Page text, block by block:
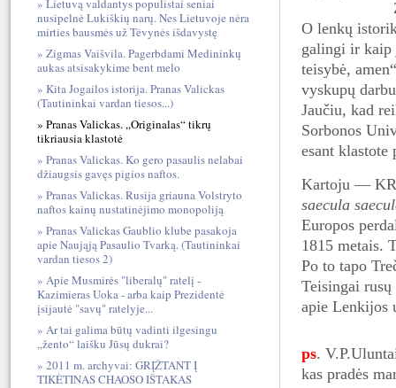
O lenkų
galingi ir kaip
teisybė,
vyskupų
Jaučiu, kad
Sorbonos
esant klastote
Kartoju —
saecula
Europos
1815 metais.
Po to tapo
Teisingai rusų
apie Lenkijos
ps.
kas pradės
Lietuvą valdantys populistai seniai
nusipelnė Lukiškių narų. Nes Lietuvoje nėra
mirties bausmės už Tėvynės išdavystę
Zigmas Vaišvila. Pagerbdami Medininkų
aukas atsisakykime bent melo
Kita Jogailos istorija. Pranas Valickas
(Tautininkai vardan tiesos...)
Pranas Valickas. „Originalas“ tikrų
tikriausia klastotė
Pranas Valickas. Ko gero pasaulis nelabai
džiaugsis gavęs pigios naftos.
Pranas Valickas. Rusija griauna Volstryto
naftos kainų nustatinėjimo monopoliją
Pranas Valickas Gaublio klube pasakoja
apie Naująją Pasaulio Tvarką. (Tautininkai
vardan tiesos 2)
Apie Musmirės "liberalų" ratelį -
Kazimieras Uoka - arba kaip Prezidentė
įsijautė "savų" ratelyje...
Ar tai galima būtų vadinti ilgesingu
„žento“ laišku Jūsų dukrai?
2011 m. archyvai: GRĮŽTANT Į
TIKĖTINAS CHAOSO IŠTAKAS